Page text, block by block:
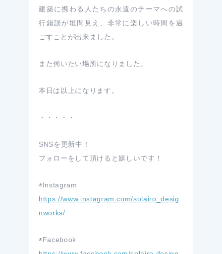
建築に携わる人たちの永遠のテーマへの試
行錯誤が垣間見え、非常に楽しい時間を過
ごすことが出来ました。
また伺いたい場所になりました。
本日は以上になります。
・・・・・
SNSを更新中！
フォローをして頂けると嬉しいです！
◉Instagram
https://www.instagram.com/solairo_desig
nworks/
◉Facebook